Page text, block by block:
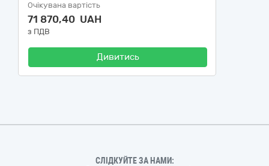
Очікувана вартість
71 870,40 UAH
з ПДВ
Дивитись
СЛІДКУЙТЕ ЗА НАМИ: